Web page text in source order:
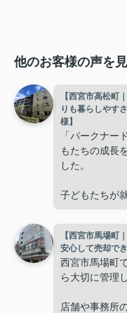
他のお客様の声を
【西宮市高松町
りも暮らしやす
様】
「パークナー
もたちの成長
した。
子どもたちが
使わない部屋
「今の私たち
【西宮市馬場町
安心して売却で
西宮市馬場町
ら大切に管理
店舗や事務所